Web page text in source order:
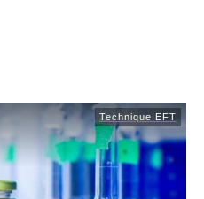
Technique EFT